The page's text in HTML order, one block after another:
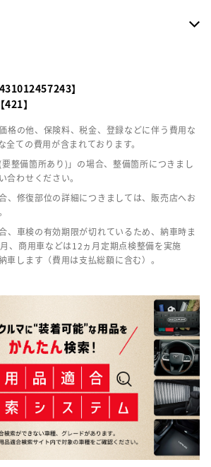
】
】
格の他、保険料、税金、登録などに伴う費用な
全ての費用が含まれております。
整備箇所あり)」の場合、整備箇所につきまし
合わせください。
、修復部位の詳細につきましては、販売店へお
、車検の有効期限が切れているため、納車時ま
、商用車などは12ヵ月定期点検整備を実施
車します（費用は支払総額に含む）。